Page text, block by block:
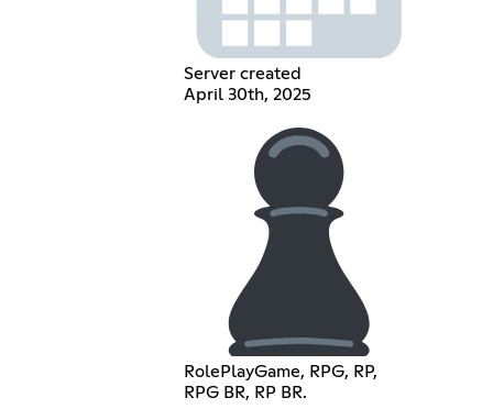
Server created
April 30th, 2025
RolePlayGame, RPG, RP,
RPG BR, RP BR.